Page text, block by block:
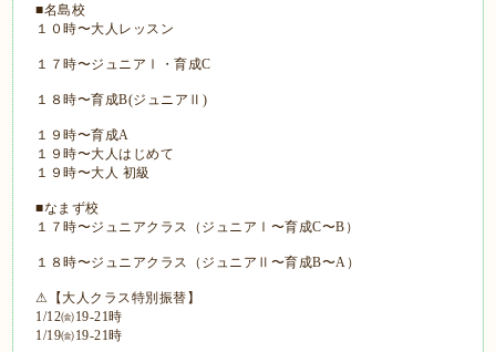
■名島校
１０時〜大人レッスン
１７時〜ジュニアⅠ・育成C
１８時〜育成B(ジュニアⅡ)
１９時〜育成A
１９時〜大人はじめて
１９時〜大人 初級
■なまず校
１７時〜ジュニアクラス（ジュニアⅠ〜育成C〜B）
１８時〜ジュニアクラス（ジュニアⅡ〜育成B〜A）
⚠【大人クラス特別振替】
1/12㈮19-21時
1/19㈮19-21時